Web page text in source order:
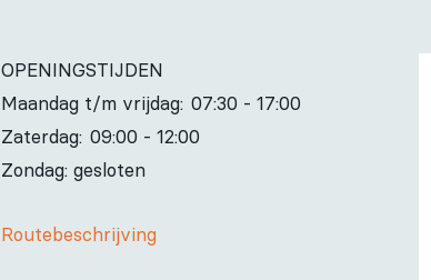
OPENINGSTIJDEN
Maandag t/m vrijdag: 07:30 - 17:00
Zaterdag: 09:00 - 12:00
Zondag: gesloten
Routebeschrijving